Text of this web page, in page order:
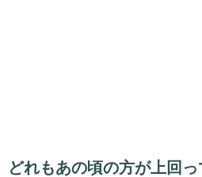
どれもあの頃の方が上回